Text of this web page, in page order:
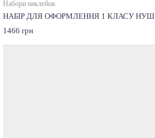
Набори наклейок
НАБІР ДЛЯ ОФОРМЛЕННЯ 1 КЛАСУ НУШ
1466 грн